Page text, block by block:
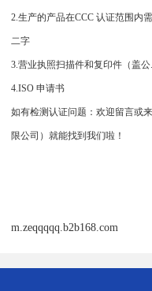
2.生产的产品在CCC 认证范围内
二字
3.营业执照扫描件和复印件（盖公.
4.ISO 申请书
如有检测认证问题：欢迎留言或
限公司）就能找到我们啦！
m.zeqqqqq.b2b168.com